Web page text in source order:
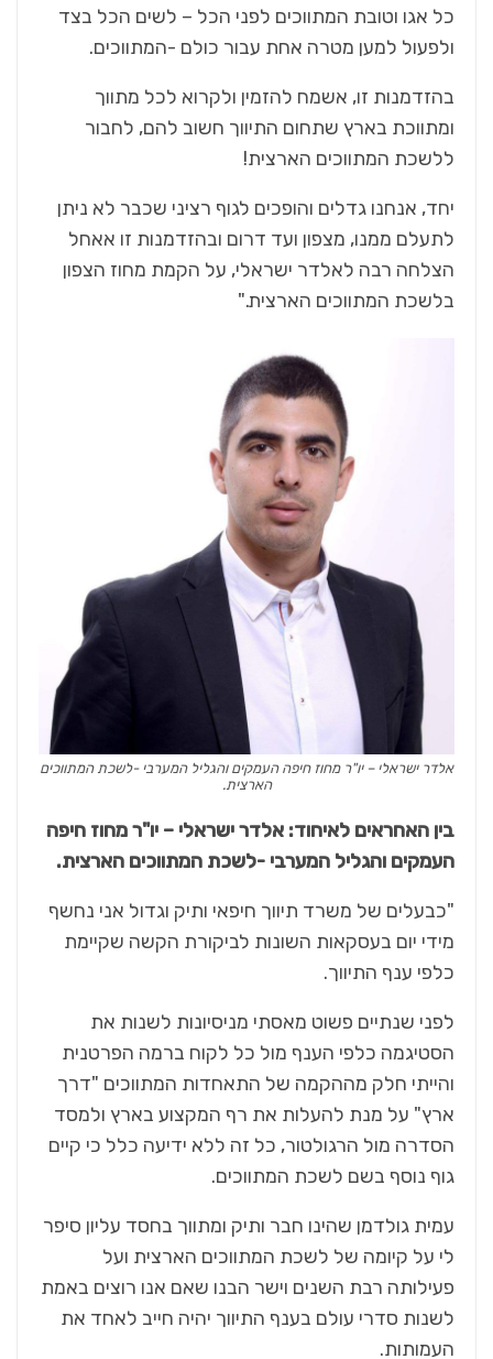
כל אגו וטובת המתווכים לפני הכל – לשים הכל בצד
ולפעול למען מטרה אחת עבור כולם -המתווכים.
בהזדמנות זו, אשמח להזמין ולקרוא לכל מתווך
ומתווכת בארץ שתחום התיווך חשוב להם, לחבור
ללשכת המתווכים הארצית!
יחד, אנחנו גדלים והופכים לגוף רציני שכבר לא ניתן
לתעלם ממנו, מצפון ועד דרום ובהזדמנות זו אאחל
הצלחה רבה לאלדר ישראלי, על הקמת מחוז הצפון
בלשכת המתווכים הארצית."
אלדר ישראלי – יו"ר מחוז חיפה העמקים והגליל המערבי -לשכת המתווכים
הארצית.
בין האחראים לאיחוד: אלדר ישראלי – יו"ר מחוז חיפה
העמקים והגליל המערבי -לשכת המתווכים הארצית.
"כבעלים של משרד תיווך חיפאי ותיק וגדול אני נחשף
מידי יום בעסקאות השונות לביקורת הקשה שקיימת
כלפי ענף התיווך.
לפני שנתיים פשוט מאסתי מניסיונות לשנות את
הסטיגמה כלפי הענף מול כל לקוח ברמה הפרטנית
והייתי חלק מההקמה של התאחדות המתווכים "דרך
ארץ" על מנת להעלות את רף המקצוע בארץ ולמסד
הסדרה מול הרגולטור, כל זה ללא ידיעה כלל כי קיים
גוף נוסף בשם לשכת המתווכים.
עמית גולדמן שהינו חבר ותיק ומתווך בחסד עליון סיפר
לי על קיומה של לשכת המתווכים הארצית ועל
פעילותה רבת השנים וישר הבנו שאם אנו רוצים באמת
לשנות סדרי עולם בענף התיווך יהיה חייב לאחד את
העמותות.